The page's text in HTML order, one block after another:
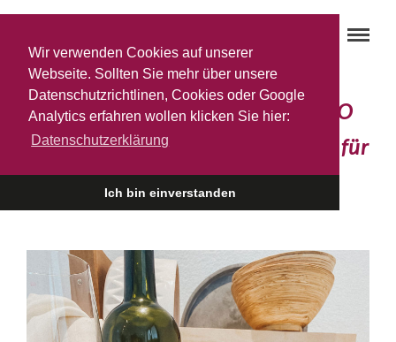
Wir verwenden Cookies auf unserer
Webseite. Sollten Sie mehr über unsere
Datenschutzrichtlinen, Cookies oder Google
Analytics erfahren wollen klicken Sie hier:
Datenschutzerklärung
Ich bin einverstanden
Du und dein ‚MONTEPULCIANO
D’ABRUZZO’‘ – das perfekte Duo für
…